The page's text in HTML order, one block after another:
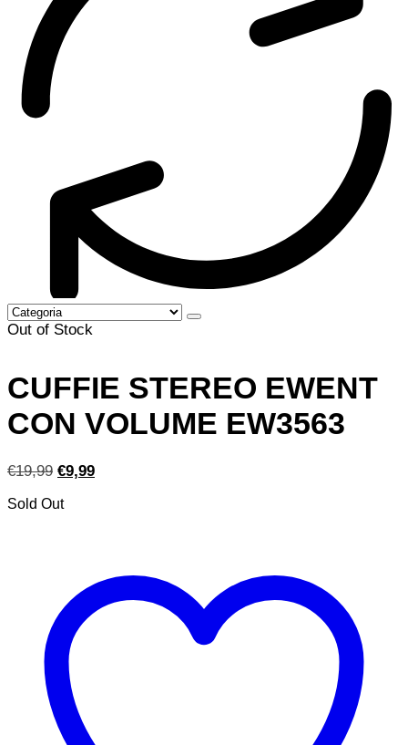
Out of Stock
CUFFIE STEREO EWENT
CON VOLUME EW3563
€19,99 Il
originale
€9,99Il
Sold Out